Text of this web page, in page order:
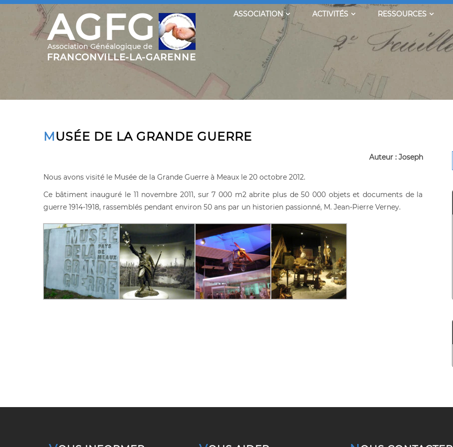
ASSOCIATION ACTIVITÉS RESSOURCES
MUSÉE DE LA GRANDE GUERRE
Auteur : Joseph
Nous avons visité le Musée de la Grande Guerre à Meaux le 20 octobre 2012.
Ce bâtiment inauguré le 11 novembre 2011, sur 7 000 m2 abrite plus de 50 000 objets et documents de la
guerre 1914-1918, rassemblés pendant environ 50 ans par un historien passionné, M. Jean-Pierre Verney.